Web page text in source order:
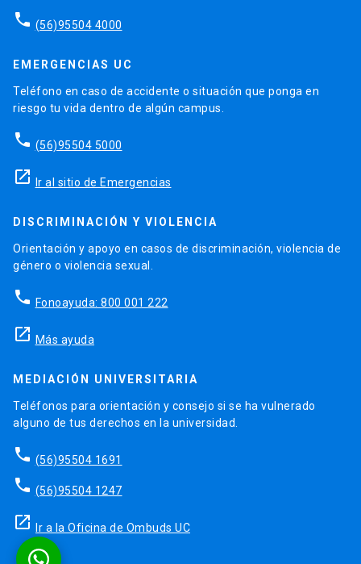
phone (56)95504 4000
EMERGENCIAS UC
Teléfono en caso de accidente o situación que ponga en
riesgo tu vida dentro de algún campus.
phone (56)95504 5000
launch Ir al sitio de Emergencias
DISCRIMINACIÓN Y VIOLENCIA
Orientación y apoyo en casos de discriminación, violencia de
género o violencia sexual.
phone Fonoayuda: 800 001 222
launch Más ayuda
MEDIACIÓN UNIVERSITARIA
Teléfonos para orientación y consejo si se ha vulnerado
alguno de tus derechos en la universidad.
phone (56)95504 1691
phone (56)95504 1247
launch Ir a la Oficina de Ombuds UC